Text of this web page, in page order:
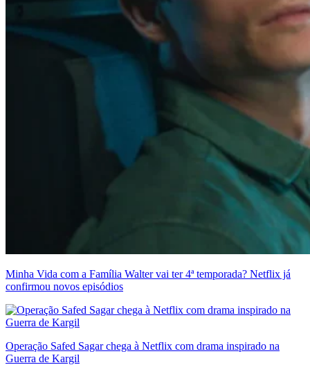
Minha Vida com a Família Walter vai ter 4ª temporada? Netflix já
confirmou novos episódios
Operação Safed Sagar chega à Netflix com drama inspirado na
Guerra de Kargil